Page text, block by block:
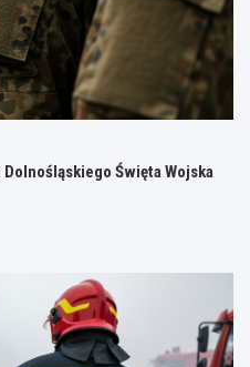
Święta Wojska